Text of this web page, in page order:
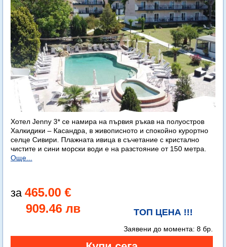
Хотел Jenny 3* се намира на първия ръкав на полуостров
Халкидики – Касандра, в живописното и спокойно курортно
селце Сивири. Плажната ивица в съчетание с кристално
чистите и сини морски води е на разстояние от 150 метра.
Още...
465.00 €
909.46 лв
ТОП ЦЕНА !!!
Заявени до момента: 8 бр.